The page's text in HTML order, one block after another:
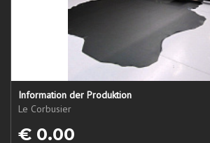
Information der Produktion
Le Corbusier
€ 0.00